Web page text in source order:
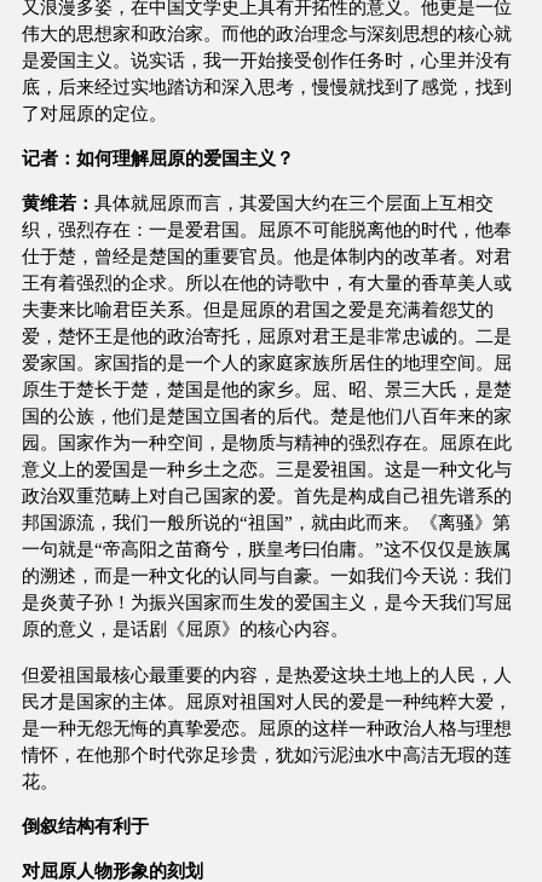
又浪漫多姿，在中国文学史上具有开拓性的意义。他更是一位
伟大的思想家和政治家。而他的政治理念与深刻思想的核心就
是爱国主义。说实话，我一开始接受创作任务时，心里并没有
底，后来经过实地踏访和深入思考，慢慢就找到了感觉，找到
了对屈原的定位。
记者：如何理解屈原的爱国主义？
黄维若： 具体就屈原而言，其爱国大约在三个层面上互相交
织，强烈存在：一是爱君国。屈原不可能脱离他的时代，他奉
仕于楚，曾经是楚国的重要官员。他是体制内的改革者。对君
王有着强烈的企求。所以在他的诗歌中，有大量的香草美人或
夫妻来比喻君臣关系。但是屈原的君国之爱是充满着怨艾的
爱，楚怀王是他的政治寄托，屈原对君王是非常忠诚的。二是
爱家国。家国指的是一个人的家庭家族所居住的地理空间。屈
原生于楚长于楚，楚国是他的家乡。屈、昭、景三大氏，是楚
国的公族，他们是楚国立国者的后代。楚是他们八百年来的家
园。国家作为一种空间，是物质与精神的强烈存在。屈原在此
意义上的爱国是一种乡土之恋。三是爱祖国。这是一种文化与
政治双重范畴上对自己国家的爱。首先是构成自己祖先谱系的
邦国源流，我们一般所说的“祖国”，就由此而来。《离骚》第
一句就是“帝高阳之苗裔兮，朕皇考曰伯庸。”这不仅仅是族属
的溯述，而是一种文化的认同与自豪。一如我们今天说：我们
是炎黄子孙！为振兴国家而生发的爱国主义，是今天我们写屈
原的意义，是话剧《屈原》的核心内容。
但爱祖国最核心最重要的内容，是热爱这块土地上的人民，人
民才是国家的主体。屈原对祖国对人民的爱是一种纯粹大爱，
是一种无怨无悔的真挚爱恋。屈原的这样一种政治人格与理想
情怀，在他那个时代弥足珍贵，犹如污泥浊水中高洁无瑕的莲
花。
倒叙结构有利于
对屈原人物形象的刻划